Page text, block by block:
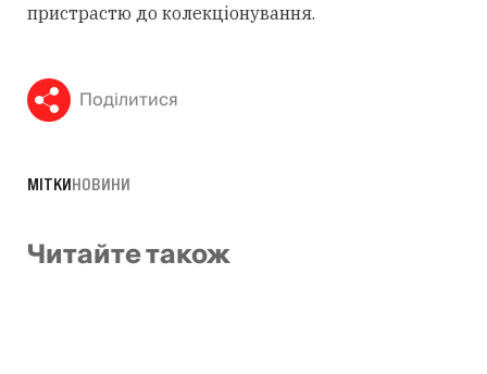
пристрастю до колекціонування.
Поділитися
МІТКИНОВИНИ
Читайте також